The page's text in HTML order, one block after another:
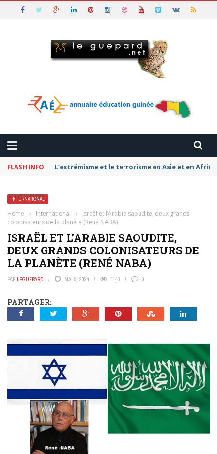
FLASH INFO Pétromonarchies-Gaza : La rivalité entre Qatar,
INTERNATIONAL
Home › International ›
Israël et l’Arabie saoudite, deux grands
colonisateurs de la planète (René NABA)
ISRAËL ET L’ARABIE SAOUDITE,
DEUX GRANDS COLONISATEURS DE
LA PLANÈTE (RENÉ NABA)
PAR LEGUEPARD MAI 9, 2024 1140 0
PARTAGER: